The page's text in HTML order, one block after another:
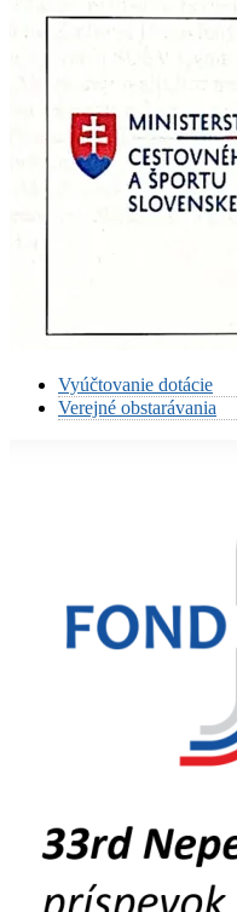
Vyúčtovanie dotácie
Verejné obstarávania